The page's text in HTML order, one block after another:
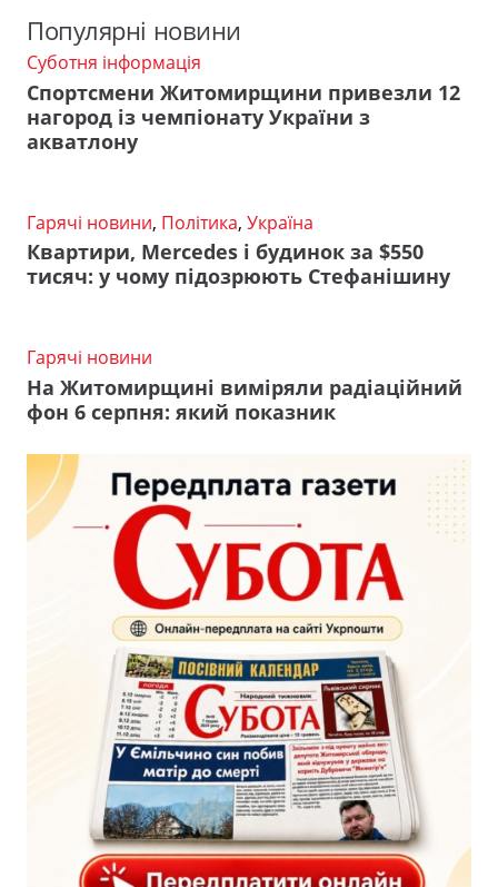
Популярні новини
Суботня інформація
Спортсмени Житомирщини привезли 12
нагород із чемпіонату України з
акватлону
Гарячі новини, Політика, Україна
Квартири, Mercedes і будинок за $550
тисяч: у чому підозрюють Стефанішину
Гарячі новини
На Житомирщині виміряли радіаційний
фон 6 серпня: який показник